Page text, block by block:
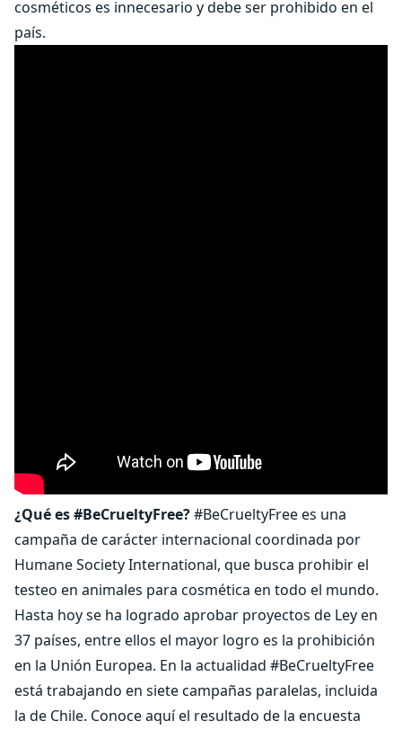
cosméticos es innecesario y debe ser prohibido en el
país.
¿Qué es #BeCrueltyFree?#BeCrueltyFree es una
campaña de carácter internacional coordinada por
Humane Society International, que busca prohibir el
testeo en animales para cosmética en todo el mundo.
Hasta hoy se ha logrado aprobar proyectos de Ley en
37 países, entre ellos el mayor logro es la prohibición
en la Unión Europea. En la actualidad #BeCrueltyFree
está trabajando en siete campañas paralelas, incluida
la de Chile. Conoce aquí el resultado de la encuesta